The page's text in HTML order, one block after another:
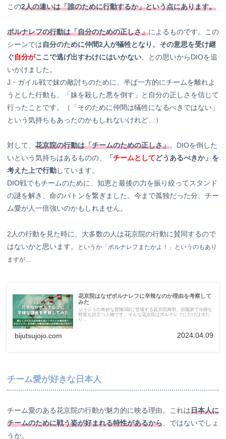
この2人の違いは「誰のために行動するか」という点にあります。
ポルナレフの行動は「自分のための正しさ」によるものです。この
シーンでは自分のために仲間2人が犠牲となり、その意思を受け継
ぐ自分がここで逃げ出すわけにはいかない、との思いからDIOを追
いかけました。
J・ガイル戦で妹の敵討ちのために、半ば一方的にチームを離れよ
うとした行動も、「妹を殺した悪を倒す」と自分の正しさを信じて
行ったことです。（「そのために仲間は犠牲になるべきではない」
という気持ちもあったのかもしれないけれど…）
対して、 花京院の行動は「チームのための正しさ」。DIOを倒した
いという気持ちはあるものの、
「チームとしてどうあるべきか」を
考えた上で行動しています。
DIO戦でもチームのために、知恵と最後の力を振り絞ってスタンド
の謎を解き、命のバトンを繋ぎました。今まで孤独だった分、チー
ム愛が人一倍強いのかもしれません。
2人の行動を見た時に、大多数の人は花京院の行動に賛同するので
はないかと思います。
というか「ポルナレフまたかよ！」というのもあり
ますが…
花京院はなぜポルナレフに辛辣なのか理由を考察して
みた
ジョジョの奇妙な冒険3部に登場する花京院典明。頭脳派で冷静な
態度も目立つ人物です。そんな花京院はポルナレフにだけは当た
り...
bijutsujojo.com 2024.04.09
チーム愛が好きな日本人
チーム愛のある花京院の行動が魅力的に映る理由。これは日本人に
チームのために戦う姿が好まれる特性があるから、ではないでしょ
うか。